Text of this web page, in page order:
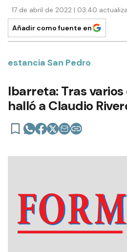
17 de abril de 2022 | 03:40
Añadir como fuente en
estancia San Pedro
Ibarreta: Tras varios
halló a Claudio